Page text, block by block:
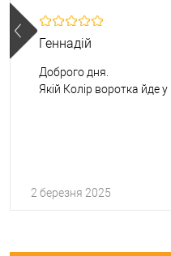
Геннадій
Доброго дня.
Якій Колір воротка йде у
2 березня 2025